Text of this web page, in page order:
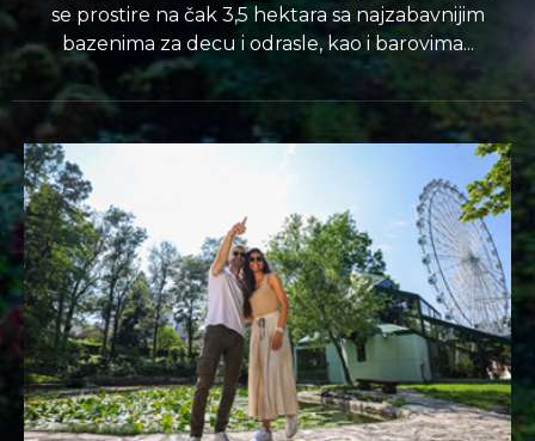
se prostire na čak 3,5 hektara sa najzabavnijim
bazenima za decu i odrasle, kao i barovima...